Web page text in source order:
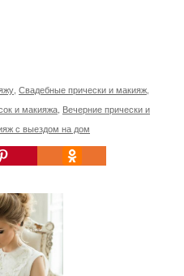
, Свадебные прически и макияж,
и макияжа, Вечерние прически и
с выездом на дом